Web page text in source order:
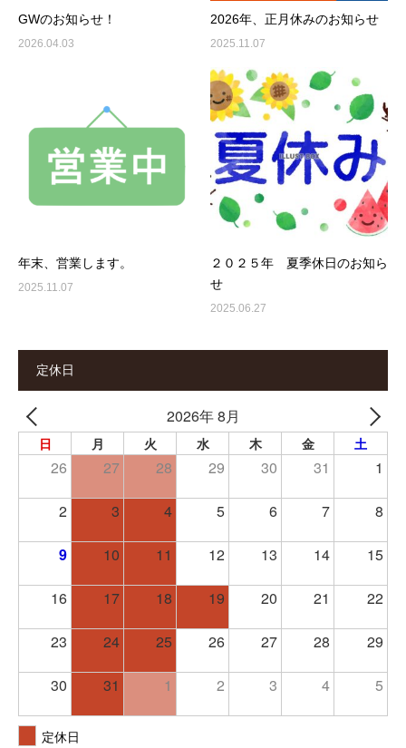
GWのお知らせ！
2026.04.03
2026年、正月休みのお知らせ
2025.11.07
年末、営業します。
2025.11.07
２０２５年 夏季休日のお知ら
せ
2025.06.27
定休日
2026年 8月
日 月 火 水 木 金 土
26 27 28 29 30 31 1
2 3 4 5 6 7 8
9 10 11 12 13 14 15
16 17 18 19 20 21 22
23 24 25 26 27 28 29
30 31 1 2 3 4 5
定休日